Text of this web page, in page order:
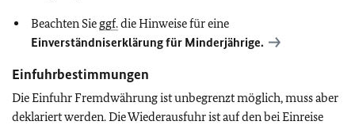
Beachten Sie ggf.die Hinweise für eine
Einverständniserklärung für Minderjährige.
Einfuhrbestimmungen
Die Einfuhr Fremdwährung ist unbegrenzt möglich, muss aber
deklariert werden. Die Wiederausfuhr ist auf den bei Einreise